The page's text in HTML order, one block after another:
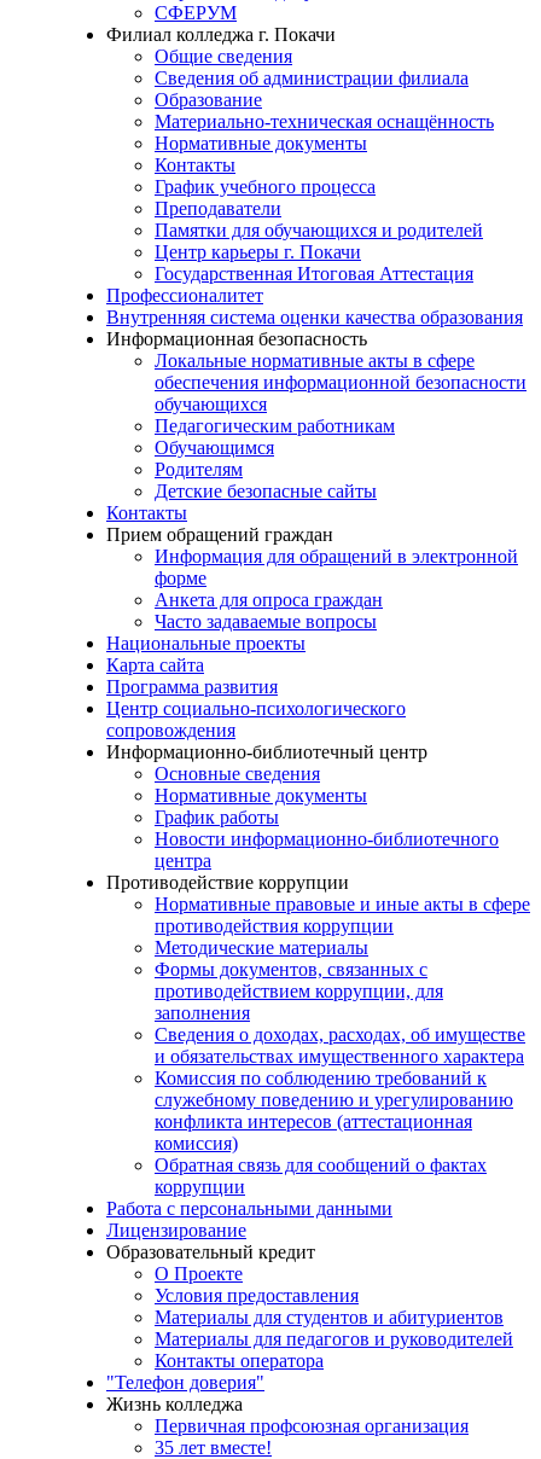
СФЕРУМ
Филиал колледжа г. Покачи
Общие сведения
Сведения об администрации филиала
Образование
Материально-техническая оснащённость
Нормативные документы
Контакты
График учебного процесса
Преподаватели
Памятки для обучающихся и родителей
Центр карьеры г. Покачи
Государственная Итоговая Аттестация
Профессионалитет
Внутренняя система оценки качества образования
Информационная безопасность
Локальные нормативные акты в сфере
обеспечения информационной безопасности
обучающихся
Педагогическим работникам
Обучающимся
Родителям
Детские безопасные сайты
Контакты
Прием обращений граждан
Информация для обращений в электронной
форме
Анкета для опроса граждан
Часто задаваемые вопросы
Национальные проекты
Карта сайта
Программа развития
Центр социально-психологического
сопровождения
Информационно-библиотечный центр
Основные сведения
Нормативные документы
График работы
Новости информационно-библиотечного
центра
Противодействие коррупции
Нормативные правовые и иные акты в сфере
противодействия коррупции
Методические материалы
Формы документов, связанных с
противодействием коррупции, для
заполнения
Сведения о доходах, расходах, об имуществе
и обязательствах имущественного характера
Комиссия по соблюдению требований к
служебному поведению и урегулированию
конфликта интересов (аттестационная
комиссия)
Обратная связь для сообщений о фактах
коррупции
Работа с персональными данными
Лицензирование
Образовательный кредит
О Проекте
Условия предоставления
Материалы для студентов и абитуриентов
Материалы для педагогов и руководителей
Контакты оператора
"Телефон доверия"
Жизнь колледжа
Первичная профсоюзная организация
35 лет вместе!